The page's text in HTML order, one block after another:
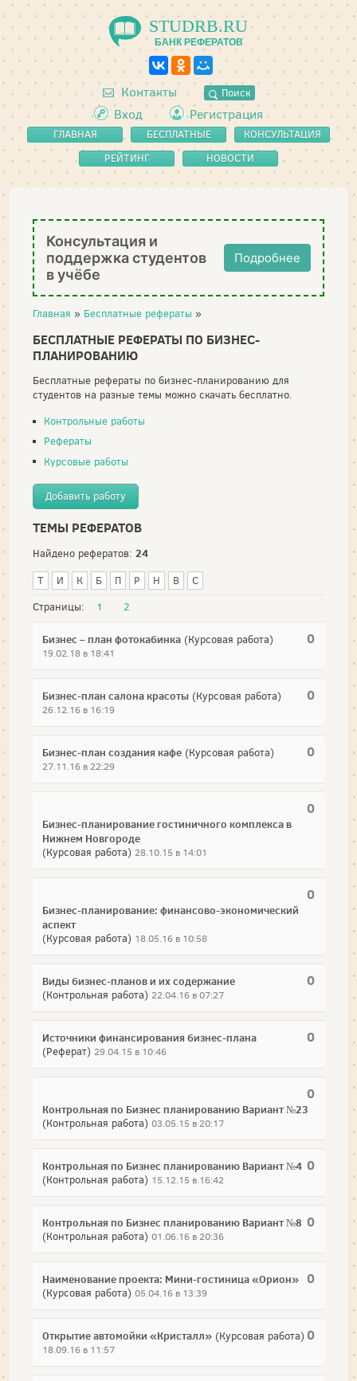
STUDRB.RU
БАНК РЕФЕРАТОВ
Контакты Поиск
Вход Регистрация
ГЛАВНАЯ
БЕСПЛАТНЫЕ
РЕФЕРАТЫ
КОНСУЛЬТАЦИЯ
РЕЙТИНГ
НОВОСТИ
Консультация и
поддержка студентов
в учёбе
Подробнее
Главная » Бесплатные рефераты »
БЕСПЛАТНЫЕ РЕФЕРАТЫ ПО БИЗНЕС-
ПЛАНИРОВАНИЮ
Бесплатные рефераты по бизнес-планированию для
студентов на разные темы можно скачать бесплатно.
Контрольные работы
Рефераты
Курсовые работы
Добавить работу
ТЕМЫ РЕФЕРАТОВ
Найдено рефератов: 24
Т И К Б П Р Н В
С
Страницы:
1 2
0
Бизнес – план фотокабинка (Курсовая работа)
19.02.18 в 18:41
0
Бизнес-план салона красоты (Курсовая работа)
26.12.16 в 16:19
0
Бизнес-план создания кафе (Курсовая работа)
27.11.16 в 22:29
0
Бизнес-планирование гостиничного комплекса в
Нижнем Новгороде
(Курсовая работа) 28.10.15 в 14:01
0
Бизнес-планирование: финансово-экономический
аспект
(Курсовая работа) 18.05.16 в 10:58
0
Виды бизнес-планов и их содержание
(Контрольная работа) 22.04.16 в 07:27
0
Источники финансирования бизнес-плана
(Реферат) 29.04.15 в 10:46
0
Контрольная по Бизнес планированию Вариант №23
(Контрольная работа) 03.05.15 в 20:17
0
Контрольная по Бизнес планированию Вариант №4
(Контрольная работа) 15.12.15 в 16:42
0
Контрольная по Бизнес планированию Вариант №8
(Контрольная работа) 01.06.16 в 20:36
0
Наименование проекта: Мини-гостиница «Орион»
(Курсовая работа) 05.04.16 в 13:39
0
Открытие автомойки «Кристалл» (Курсовая работа)
18.09.16 в 11:57